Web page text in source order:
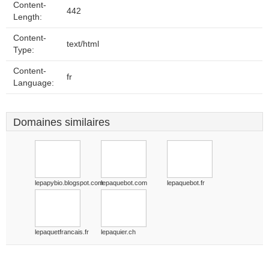
Content-
Length:
442
Content-
Type:
text/html
Content-
Language:
fr
Domaines similaires
lepapybio.blogspot.comlepaquebot.com lepaquebot.fr
lepaquetfrancais.fr lepaquier.ch